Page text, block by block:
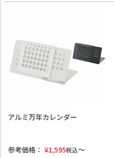
テムです。
用し、視覚的に気温を示します。
オフィスや受付、応接室などに調和
するデザインで、企業名・団体名の
名入れやロゴ加工、熨斗・ラッピン
グ対応も可能。
記念品や贈答品としてもご活用いた
アルミ万年カレンダー
参考価格： ¥1,595税込